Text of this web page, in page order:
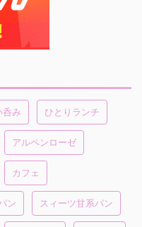
呑み ひとりランチ
アルペンローゼ
カフェ
ン スィーツ甘系パン